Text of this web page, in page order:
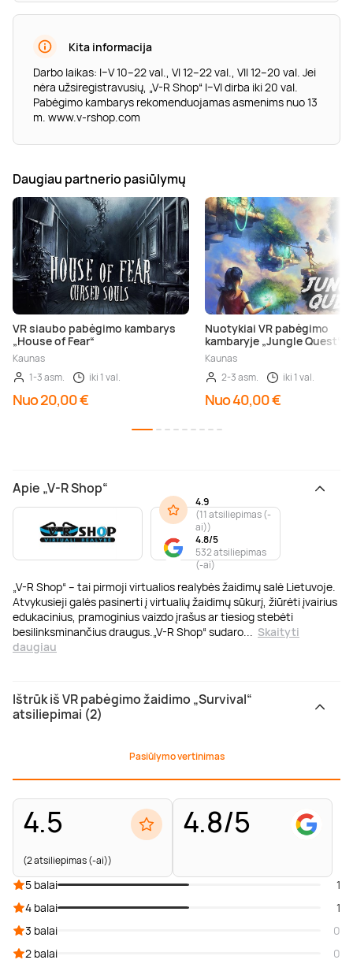
Kita informacija
Darbo laikas: I–V 10–22 val., VI 12–22 val., VII 12–20 val. Jei
nėra užsiregistravusių, „V-R Shop“ I–VI dirba iki 20 val.
Pabėgimo kambarys rekomenduojamas asmenims nuo 13
m. www.v-rshop.com
Daugiau partnerio pasiūlymų
VR siaubo pabėgimo kambarys
„House of Fear“
Kaunas
1-3 asm.
iki 1 val.
Nuo 20,00 €
Nuotykiai VR pabėgimo
kambaryje „Jungle Quest“
Kaunas
2-3 asm.
iki 1 val.
Nuo 40,00 €
Apie „V-R Shop“
„V-R Shop“ – tai pirmoji virtualios realybės žaidimų salė Lietuvoje.
Atvykusieji galės pasinerti į virtualių žaidimų sūkurį, žiūrėti įvairius
edukacinius, pramoginius vaizdo įrašus ar tiesiog stebėti
besilinksminančius draugus.„V-R Shop“ sudaro
Skaityti
daugiau
4.9
(11 atsiliepimas (-
ai))
4.8/5
532 atsiliepimas
(-ai)
Ištrūk iš VR pabėgimo žaidimo „Survival“
atsiliepimai (2)
Pasiūlymo vertinimas
4.5
(2 atsiliepimas (-ai))
4.8/5
5 balai
1
4 balai
1
3 balai
0
2 balai
0